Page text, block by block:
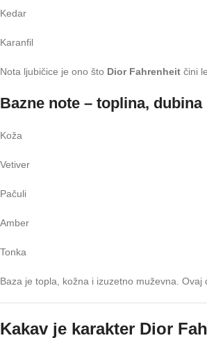
Kedar
Karanfil
Nota ljubičice je ono što Dior Fahrenheit čini
Bazne note – toplina,
Koža
Vetiver
Pačuli
Amber
Tonka
Baza je topla, kožna i izuzetno muževna.
Kakav je karakter Dior